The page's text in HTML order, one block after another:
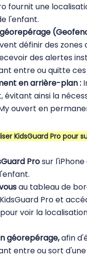
fournit une
l'enfant.
définir des zones
des alertes
entre ou quitte ces
en arrière-plan :
évitant ainsi la
ouvert en
KidsGuard Pro pour
Prosur l'iPhone
au tableau de
Pro et
voir la
géorepérage,afin
entre ou sort